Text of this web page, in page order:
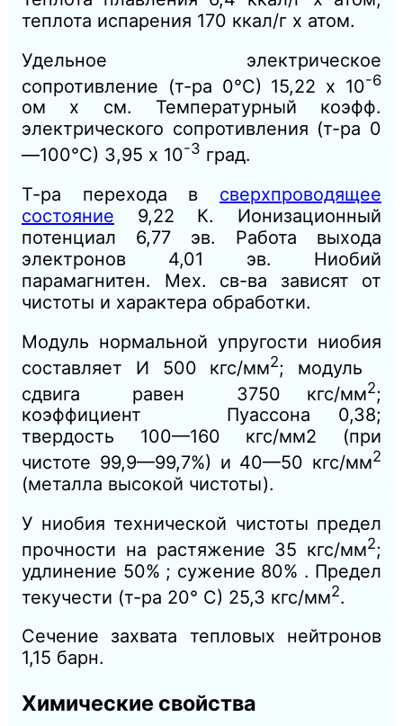
теплота испарения 170 ккал/г х атом.
Удельное электрическое
сопротивление (т-ра 0°С) 15,22 х 10-6
ом х см. Температурный коэфф.
электрического сопротивления (т-ра 0
—100°С) 3,95 х 10-3 град.
Т-ра перехода в сверхпроводящее
состояние 9,22 К. Ионизационный
потенциал 6,77 эв. Работа выхода
электронов 4,01 эв. Ниобий
парамагнитен. Мех. св-ва зависят от
чистоты и характера обработки.
Модуль нормальной упругости ниобия
составляет И 500 кгс/мм2; модуль
сдвига равен 3750 кгс/мм2;
коэффициент Пуассона 0,38;
твердость 100—160 кгс/мм2 (при
чистоте 99,9—99,7%) и 40—50 кгс/мм2
(металла высокой чистоты).
У ниобия технической чистоты предел
прочности на растяжение 35 кгс/мм2;
удлинение 50% ; сужение 80% . Предел
текучести (т-ра 20° С) 25,3 кгс/мм2.
Сечение захвата тепловых нейтронов
1,15 барн.
Химические свойства